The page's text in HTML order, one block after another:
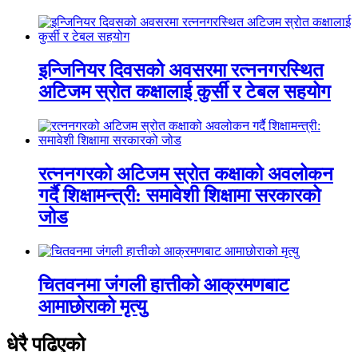
इन्जिनियर दिवसको अवसरमा रत्ननगरस्थित
अटिजम स्रोत कक्षालाई कुर्सी र टेबल सहयोग
रत्ननगरको अटिजम स्रोत कक्षाको अवलोकन
गर्दै शिक्षामन्त्री: समावेशी शिक्षामा सरकारको
जोड
चितवनमा जंगली हात्तीको आक्रमणबाट
आमाछोराको मृत्यु
धेरै पढिएको